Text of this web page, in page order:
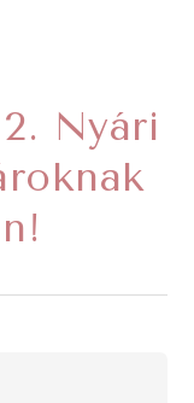
Nyári